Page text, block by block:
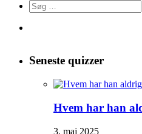
Søg
efter:
Seneste quizzer
Hvem har han
3. maj 2025